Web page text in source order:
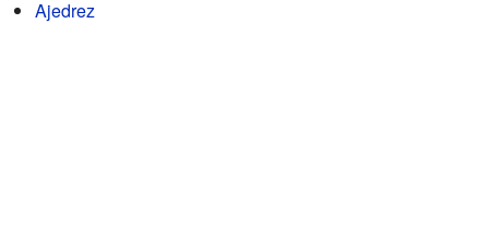
Ajedrez